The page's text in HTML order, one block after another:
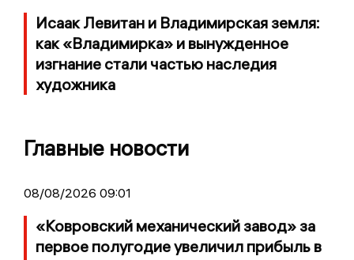
Исаак Левитан и Владимирская земля:
как «Владимирка» и вынужденное
изгнание стали частью наследия
художника
Главные новости
08/08/2026 09:01
«Ковровский механический завод» за
первое полугодие увеличил прибыль в